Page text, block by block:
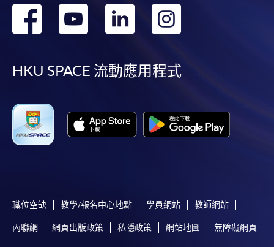
轉
facebook
轉
youtube
轉
linkedin
轉
HKU SPACE 流動應用程式
職位空缺 教學/報名中心地點 學員網站 教師網站
內聯網 網頁出版政策 私隱政策 網站地圖 無障礙網頁